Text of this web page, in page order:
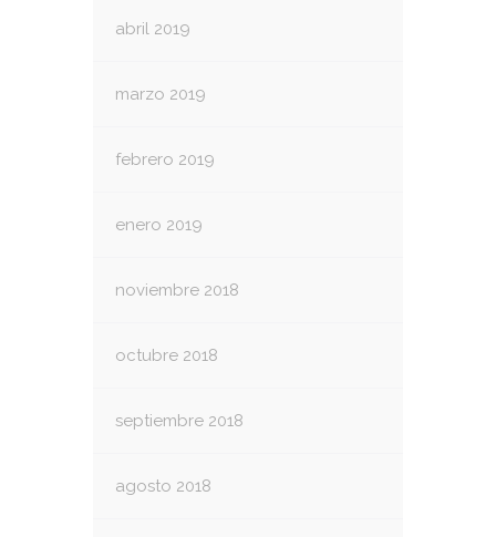
abril 2019
marzo 2019
febrero 2019
enero 2019
noviembre 2018
octubre 2018
septiembre 2018
agosto 2018